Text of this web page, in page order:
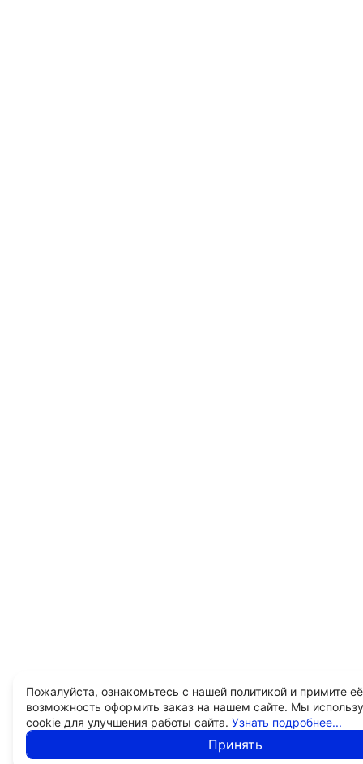
Пожалуйста, ознакомьтесь с нашей политикой и примите
возможность оформить заказ на нашем сайте. Мы
cookie для улучшения работы сайта. Узнать подробнее...
Принять